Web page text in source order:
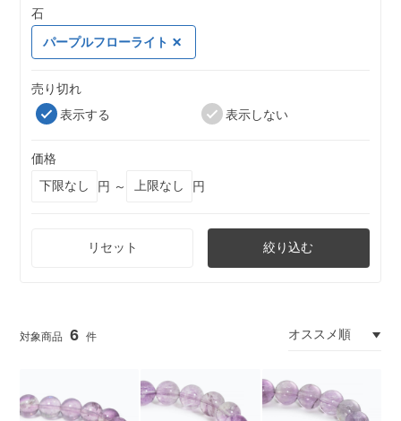
石
パープルフローライト
売り切れ
表示する
表示しない
価格
円 ～
円
リセット 絞り込む
6